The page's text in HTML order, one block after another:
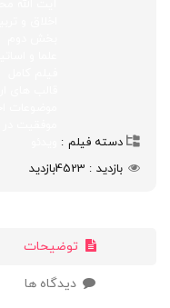
دسته فیلم
بازدید
4523بازدید
توضیحات
دیدگاه ها